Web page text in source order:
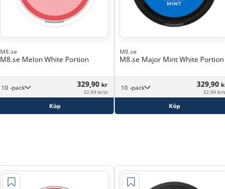
M8.se
M8.se Melon White Portion
10 -pack 329,90 kr
32,99 kr/st
Köp
M8.se
M8.se Major Mint White Portion
10 -pack 329,90
32,99 kr/
Köp